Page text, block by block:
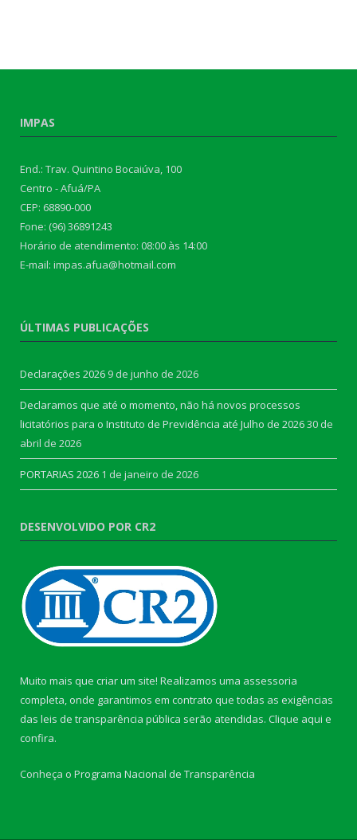
IMPAS
End.: Trav. Quintino Bocaiúva, 100
Centro - Afuá/PA
CEP: 68890-000
Fone: (96) 36891243
Horário de atendimento: 08:00 às 14:00
E-mail: impas.afua@hotmail.com
ÚLTIMAS PUBLICAÇÕES
Declarações 2026 9 de junho de 2026
Declaramos que até o momento, não há novos processos
licitatórios para o Instituto de Previdência até Julho de 202630 de
abril de 2026
PORTARIAS 2026 1 de janeiro de 2026
DESENVOLVIDO POR CR2
Muito mais que criar um site! Realizamos uma assessoria
completa, onde garantimos em contrato que todas as exigências
das leis de transparência pública serão atendidas. Clique aqui e
confira.
Conheça o Programa Nacional de Transparência